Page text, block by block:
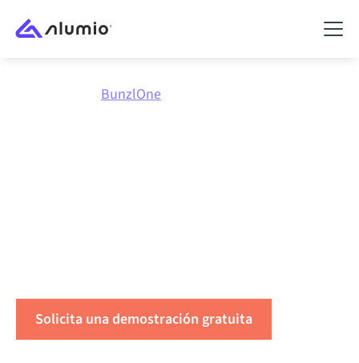
BunzlOne
Solicita una demostración gratuita